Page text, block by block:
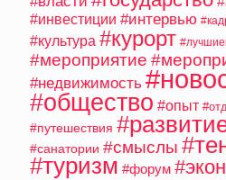
#инвестиции #интервью
#культура #курорт
#мероприятие
#недвижимость
#общество #опыт
#путешествия
#санатории #смыслы
#туризм #форум